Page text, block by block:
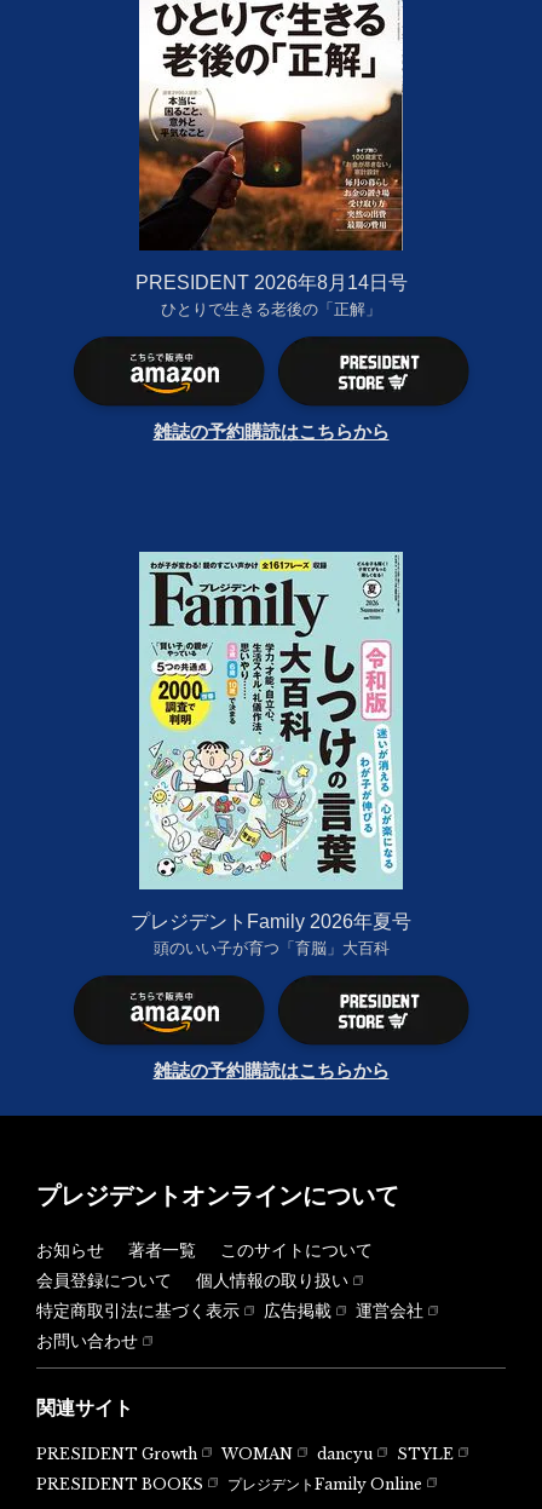
PRESIDENT 2026年8月14日号
ひとりで生きる老後の「正解」
雑誌の予約購読はこちらから
プレジデントFamily 2026年夏号
頭のいい子が育つ「育脳」大百科
雑誌の予約購読はこちらから
プレジデントオンラインについて
お知らせ 著者一覧
このサイトについて
会員登録について
個人情報の取り扱い
特定商取引法に基づく表示
広告掲載
運営会社
お問い合わせ
関連サイト
PRESIDENT Growth WOMAN dancyu
STYLE
PRESIDENT BOOKS
プレジデントFamily Online